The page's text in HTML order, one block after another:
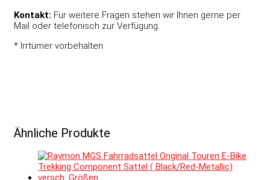
Kontakt: Für weitere Fragen stehen wir Ihnen gerne per
Mail oder telefonisch zur Verfügung.
* Irrtümer vorbehalten
Ähnliche Produkte